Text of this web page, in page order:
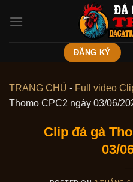
ĐĂNG KÝ
TRANG CHỦ - Full video
Thomo CPC2 ngày 03/06/
Clip đá gà
03/